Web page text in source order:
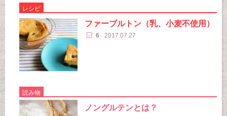
レシピ
ファーブルトン（乳、小麦不使用）
6 2017.07.27
読み物
ノングルテンとは？